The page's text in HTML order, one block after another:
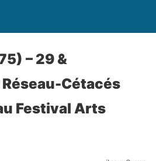
– 29 &
Cétacés
Festival Arts